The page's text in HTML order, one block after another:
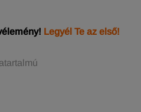
Legyél Te az első!